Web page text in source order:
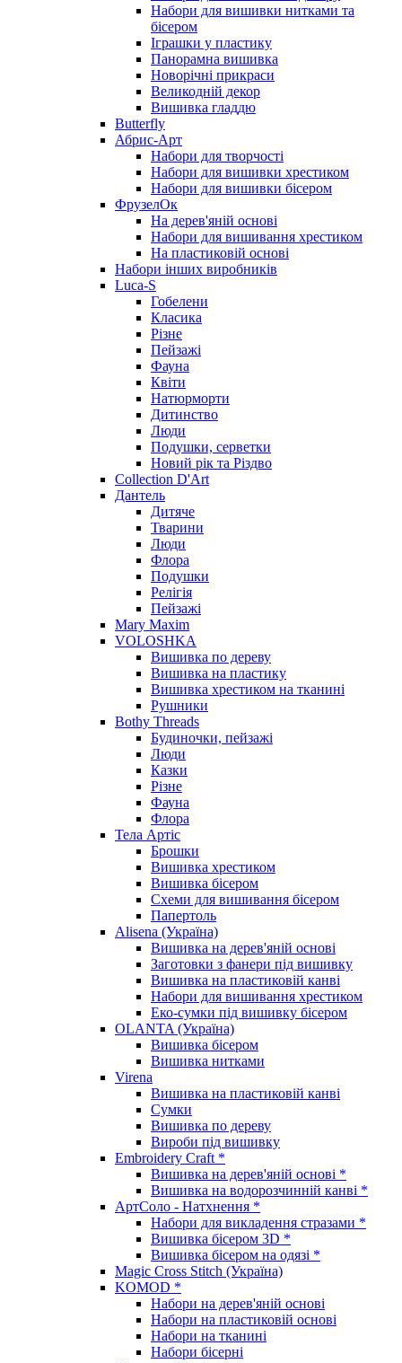
Набори для вишивки нитками та
бісером
Іграшки у пластику
Панорамна вишивка
Новорічні прикраси
Великодній декор
Вишивка гладдю
Butterfly
Абрис-Арт
Набори для творчості
Набори для вишивки хрестиком
Набори для вишивки бісером
ФрузелОк
На дерев'яній основі
Набори для вишивання хрестиком
На пластиковій основі
Набори інших виробників
Luca-S
Гобелени
Класика
Різне
Пейзажі
Фауна
Квіти
Натюрморти
Дитинство
Люди
Подушки, серветки
Новий рік та Різдво
Collection D'Art
Дантель
Дитяче
Тварини
Люди
Флора
Подушки
Релігія
Пейзажі
Mary Maxim
VOLOSHKA
Вишивка по дереву
Вишивка на пластику
Вишивка хрестиком на тканині
Рушники
Bothy Threads
Будиночки, пейзажі
Люди
Казки
Різне
Фауна
Флора
Тела Артіс
Брошки
Вишивка хрестиком
Вишивка бісером
Схеми для вишивання бісером
Папертоль
Alisena (Україна)
Вишивка на дерев'яній основі
Заготовки з фанери під вишивку
Вишивка на пластиковій канві
Набори для вишивання хрестиком
Еко-сумки під вишивку бісером
OLANTA (Україна)
Вишивка бісером
Вишивка нитками
Virena
Вишивка на пластиковій канві
Сумки
Вишивка по дереву
Вироби під вишивку
Embroidery Craft *
Вишивка на дерев'яній основі *
Вишивка на водорозчинній канві *
АртСоло - Натхнення *
Набори для викладення стразами *
Вишивка бісером 3D *
Вишивка бісером на одязі *
Magic Cross Stitch (Україна)
KOMOD *
Набори на дерев'яній основі
Набори на пластиковій основі
Набори на тканині
Набори бісерні